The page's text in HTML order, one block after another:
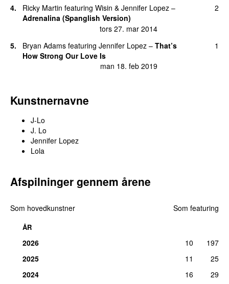
tirs 4. maj 2021
Hold It Don’t Drop It
man 5. nov 2012
19.
I’m Glad
1
4. Ricky Martin featuring Wisin & Jennifer Lopez –
Adrenalina (Spanglish Version)
tors 27. mar 2014
2
5. Bryan Adams featuring Jennifer Lopez – That’s
How Strong Our Love Is
man 18. feb 2019
1
Kunstnernavne
J-Lo
J. Lo
Jennifer Lopez
Lola
Afspilninger gennem årene
Som hovedkunstner Som featuring
ÅR
2026 10
197
2025
11
25
2024
16
29